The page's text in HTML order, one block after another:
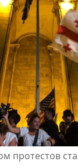
протестов